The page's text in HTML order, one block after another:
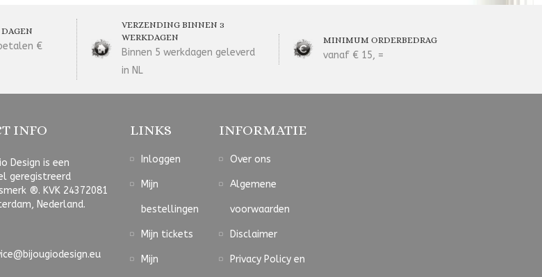
€
VERZENDING BINNEN 3
WERKDAGEN
Binnen 5 werkdagen geleverd
in NL
MINIMUM ORDERBEDRAG
vanaf € 15, =
INFO
Design is een
geregistreerd
®. KVK 24372081
Nederland.
LINKS
Inloggen
Mijn
bestellingen
Mijn tickets
Mijn
INFORMATIE
Over ons
Algemene
voorwaarden
Disclaimer
Privacy Policy en